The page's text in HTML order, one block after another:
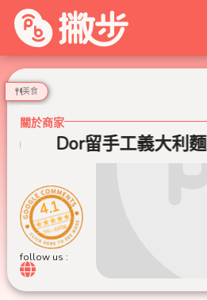
美食
關於商家
Dor留手工義大利麵(
4.1
999+ 則評論
follow us :